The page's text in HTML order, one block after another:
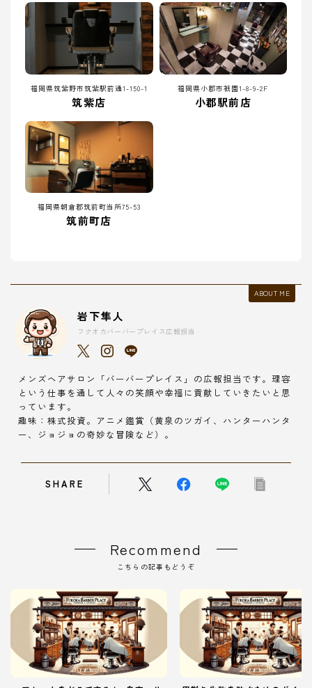
福岡県筑紫野市筑紫駅前通1-150-1
筑紫店
福岡県小郡市祇園1-8-9-2F
小郡駅前店
福岡県朝倉郡筑前町当所75-53
筑前町店
ABOUT ME
岩下隼人
フクオカバーバープレイス広報担当
メンズヘアサロン「バーバープレイス」の広報担当です。理容
という仕事を通して人々の笑顔や幸福に貢献していきたいと思
っています。
趣味：株式投資。アニメ鑑賞（黄泉のツガイ、ハンターハンタ
ー、ジョジョの奇妙な冒険など）。
SHARE
Recommend
こちらの記事もどうぞ